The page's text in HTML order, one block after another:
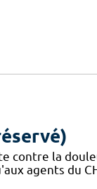
contre la
agents du